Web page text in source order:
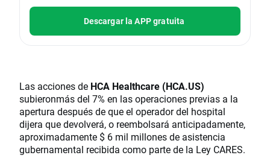
Descargar la APP gratuita
Las acciones de HCA Healthcare (HCA.US)
subieronmás del 7% en las operaciones previas a la
apertura después de que el operador del hospital
dijera que devolverá, o reembolsará anticipadamente,
aproximadamente $ 6 mil millones de asistencia
gubernamental recibida como parte de la Ley CARES.